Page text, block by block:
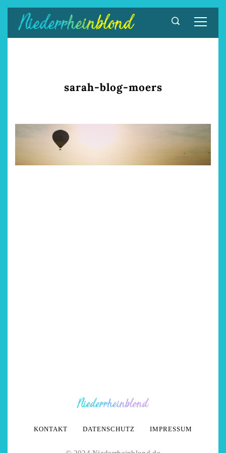
Inhalt
springen
sarah-blog-moers
KONTAKT DATENSCHUTZ IMPRESSUM